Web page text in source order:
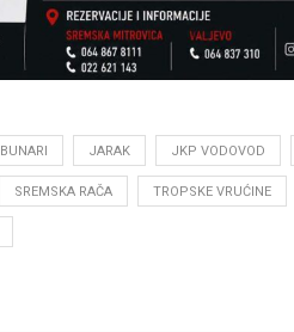
BUNARI JARAK JKP VODOVOD
SREMSKA RAČA TROPSKE VRUĆINE